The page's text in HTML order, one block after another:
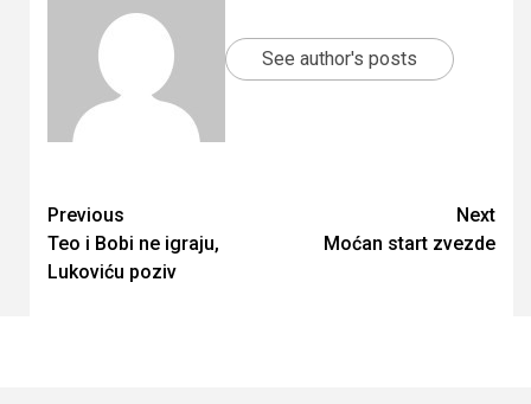
See author's posts
Continue
Reading
Previous
Teo i Bobi ne igraju,
Lukoviću poziv
Next
Moćan start zvezde